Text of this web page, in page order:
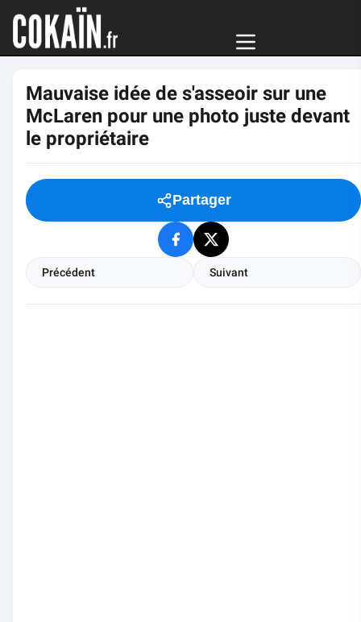
Mauvaise idée de s'asseoir sur une
McLaren pour une photo juste devant
le propriétaire
Partager
Précédent Suivant